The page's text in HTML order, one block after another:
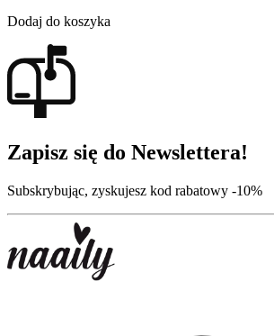
Dodaj do koszyka
Zapisz się do Newslettera!
Subskrybując, zyskujesz kod rabatowy -10%